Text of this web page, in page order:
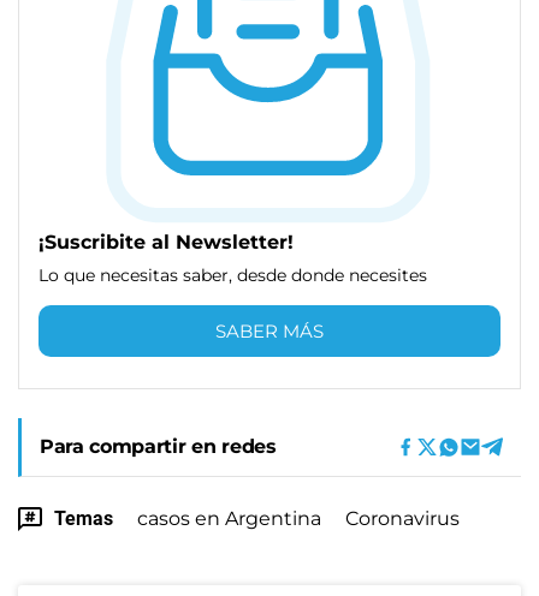
¡Suscribite al Newsletter!
Lo que necesitas saber, desde donde necesites
SABER MÁS
Para compartir en redes
Temas casos en Argentina Coronavirus